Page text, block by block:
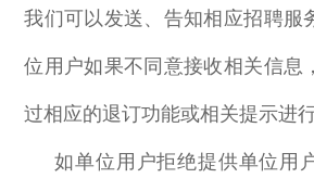
我们可以发送、告知相应招聘服
位用户如果不同意接收相关信息
过相应的退订功能或相关提示进行
如单位用户拒绝提供单位用